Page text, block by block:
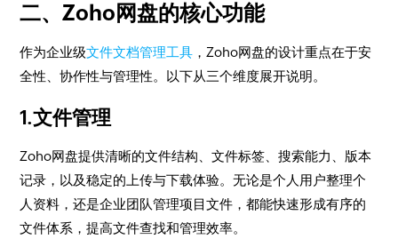
二、Zoho网盘的核心功能
作为企业级文件文档管理工具 ，Zoho网盘的设计重点在于安
全性、协作性与管理性。以下从三个维度展开说明。
1.文件管理
Zoho网盘提供清晰的文件结构、文件标签、搜索能力、版本
记录，以及稳定的上传与下载体验。无论是个人用户整理个
人资料，还是企业团队管理项目文件，都能快速形成有序的
文件体系，提高文件查找和管理效率。